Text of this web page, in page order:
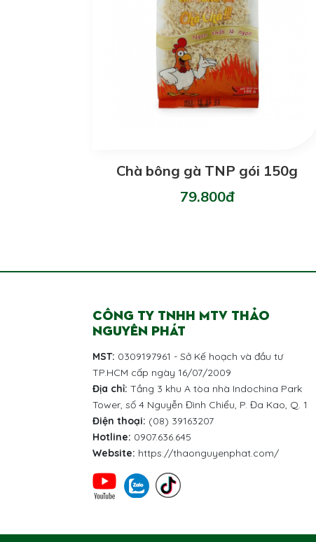
Chà bông gà TNP gói 150g
79.800đ
CÔNG TY TNHH MTV THẢO
NGUYÊN PHÁT
MST: 0309197961 - Sở Kế hoạch và đầu tư
TP.HCM cấp ngày 16/07/2009
Địa chỉ: Tầng 3 khu A tòa nhà Indochina Park
Tower, số 4 Nguyễn Đình Chiểu, P. Đa Kao, Q. 1
Điện thoại: (08) 39163207
Hotline: 0907.636.645
Website: https://thaonguyenphat.com/